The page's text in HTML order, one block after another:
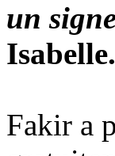
un
Isabelle.
Fakir a